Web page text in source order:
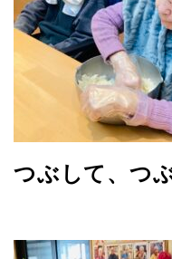
つぶして、つ